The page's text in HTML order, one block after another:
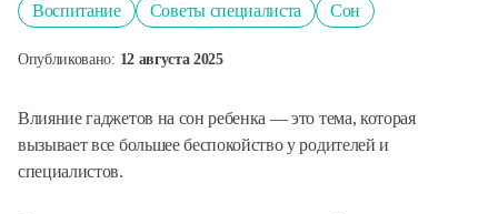
Воспитание Советы специалиста Сон
Опубликовано: 12 августа 2025
Влияние гаджетов на сон ребенка — это тема, которая
вызывает все большее беспокойство у родителей и
специалистов.